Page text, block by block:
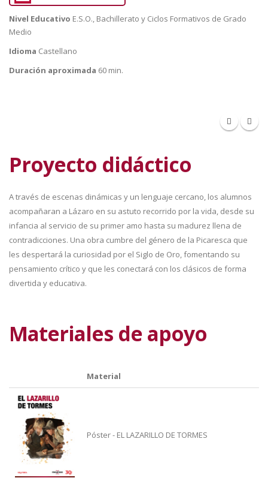
Nivel Educativo E.S.O., Bachillerato y Ciclos Formativos de Grado
Medio
Idioma Castellano
Duración aproximada 60 min.
Proyecto didáctico
A través de escenas dinámicas y un lenguaje cercano, los alumnos
acompañaran a Lázaro en su astuto recorrido por la vida, desde su
infancia al servicio de su primer amo hasta su madurez llena de
contradicciones. Una obra cumbre del género de la Picaresca que
les despertará la curiosidad por el Siglo de Oro, fomentando su
pensamiento crítico y que les conectará con los clásicos de forma
divertida y educativa.
Materiales de apoyo
Material
Póster - EL LAZARILLO DE TORMES